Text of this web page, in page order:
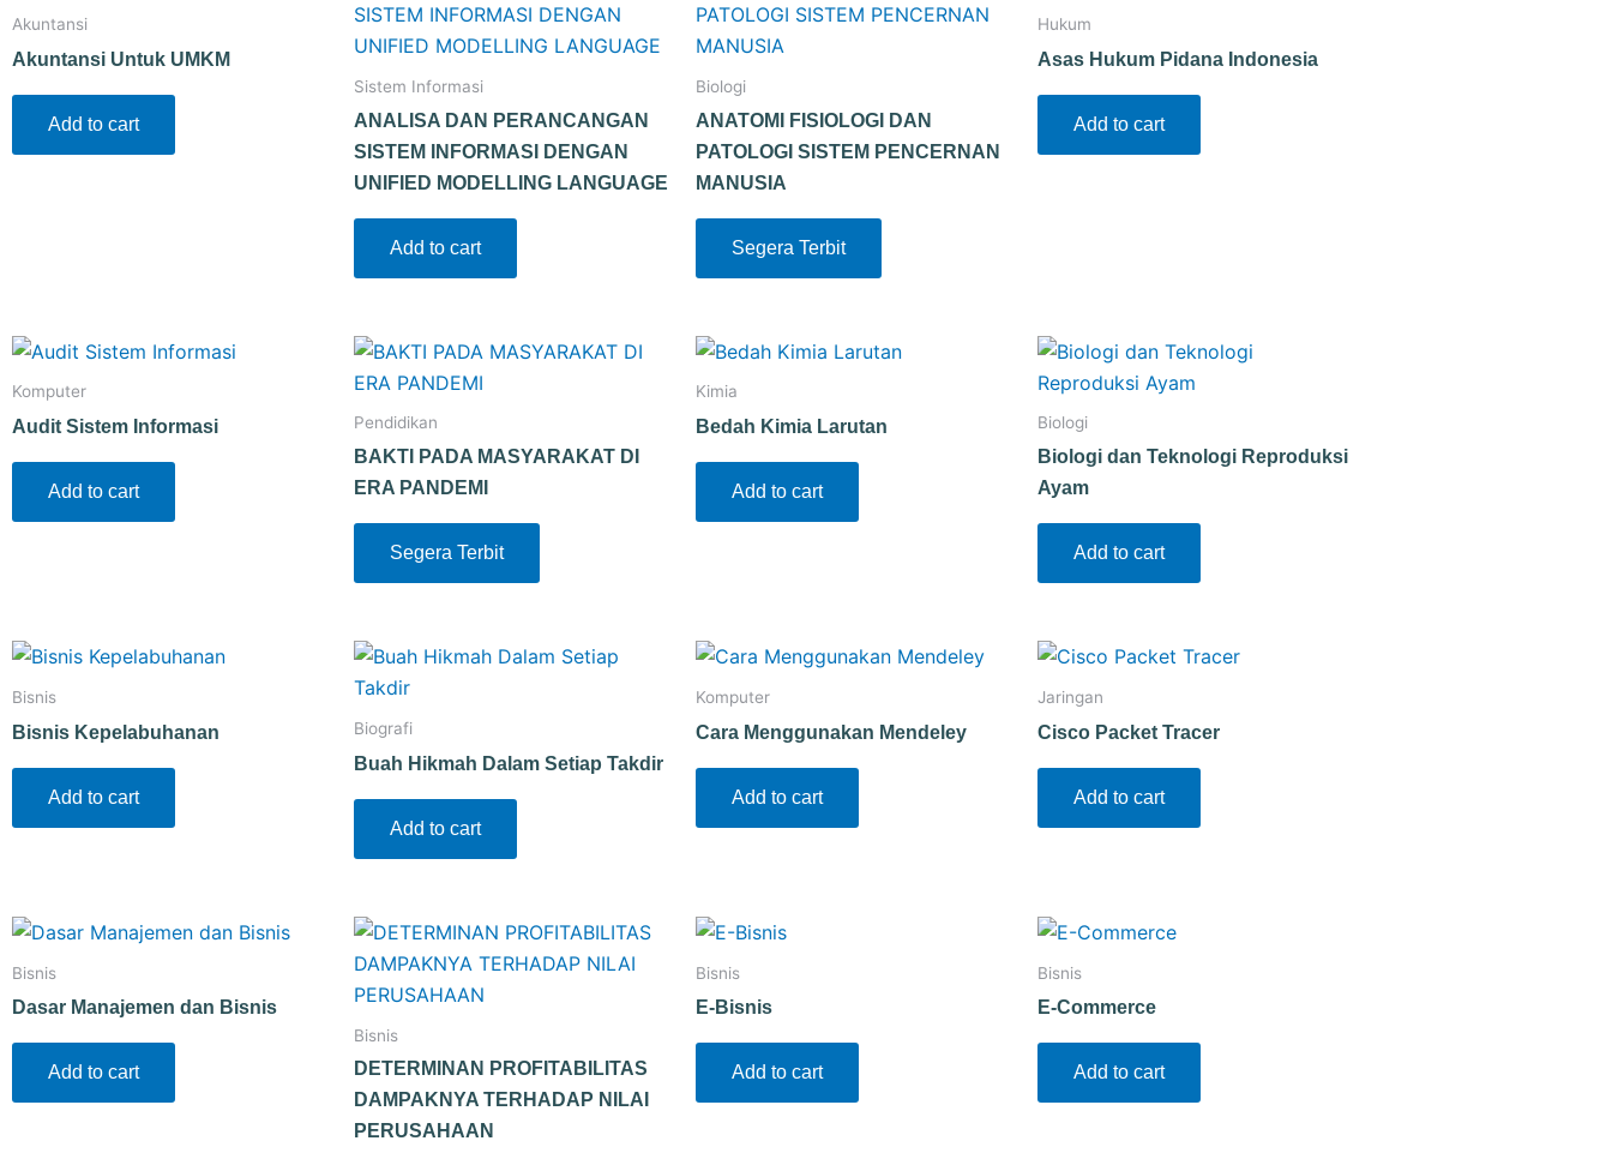
Akuntansi
Akuntansi Untuk UMKM
Add to cart
Sistem Informasi
ANALISA DAN PERANCANGAN
SISTEM INFORMASI DENGAN
UNIFIED MODELLING LANGUAGE
Add to cart
Biologi
ANATOMI FISIOLOGI DAN
PATOLOGI SISTEM PENCERNAN
MANUSIA
Segera Terbit
Hukum
Asas Hukum Pidana Indonesia
Add to cart
Komputer
Audit Sistem Informasi
Add to cart
Pendidikan
BAKTI PADA MASYARAKAT DI
ERA PANDEMI
Segera Terbit
Kimia
Bedah Kimia Larutan
Add to cart
Biologi
Biologi dan Teknologi Reproduksi
Ayam
Add to cart
Bisnis
Bisnis Kepelabuhanan
Add to cart
Biografi
Buah Hikmah Dalam Setiap Takdir
Add to cart
Komputer
Cara Menggunakan Mendeley
Add to cart
Jaringan
Cisco Packet Tracer
Add to cart
Bisnis
Dasar Manajemen dan Bisnis
Add to cart
Bisnis
DETERMINAN PROFITABILITAS
DAMPAKNYA TERHADAP NILAI
PERUSAHAAN
Bisnis
E-Bisnis
Add to cart
Bisnis
E-Commerce
Add to cart